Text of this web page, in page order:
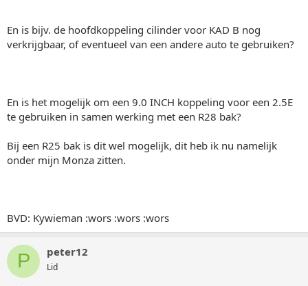
En is bijv. de hoofdkoppeling cilinder voor KAD B nog
verkrijgbaar, of eventueel van een andere auto te gebruiken?
En is het mogelijk om een 9.0 INCH koppeling voor een 2.5E
te gebruiken in samen werking met een R28 bak?
Bij een R25 bak is dit wel mogelijk, dit heb ik nu namelijk
onder mijn Monza zitten.
BVD: Kywieman :wors :wors :wors
P peter12
Lid